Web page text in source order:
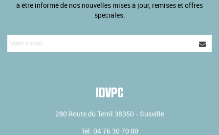
à être informé de nos nouvelles mises à jour, remises et offres
spéciales.
IDVPC
280 Route du Terril 38350 - Susville
Tél. 04 76 30 70 00